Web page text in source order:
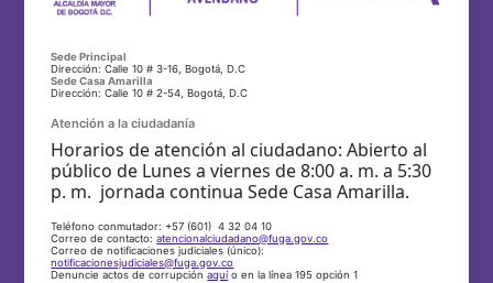
Sede Principal
Dirección: Calle 10 # 3-16, Bogotá, D.C
Sede Casa Amarilla
Dirección: Calle 10 # 2-54, Bogotá, D.C
Atención a la ciudadanía
Horarios de atención al ciudadano: Abierto al
público de Lunes a viernes de 8:00 a. m. a 5:30
p. m. jornada continua Sede Casa Amarilla.
Teléfono conmutador: +57 (601) 4 32 04 10
Correo de contacto:atencionalciudadano@fuga.gov.co
Correo de notificaciones judiciales (único):
notificacionesjudiciales@fuga.gov.co
Denuncie actos de corrupciónaquío en la línea 195 opción 1